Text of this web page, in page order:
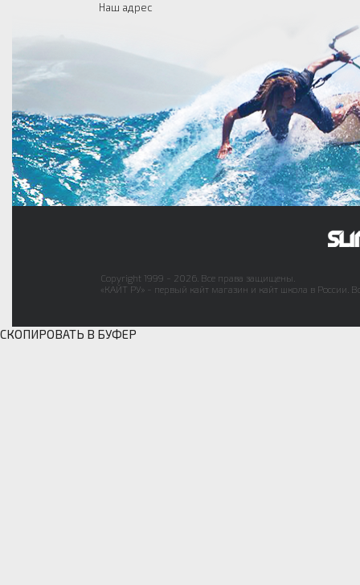
Наш адрес
Copyright 1999 - 2026. Все права защищены.
«КАЙТ РУ» - первый кайт магазин и кайт школа в России.
СКОПИРОВАТЬ В БУФЕР